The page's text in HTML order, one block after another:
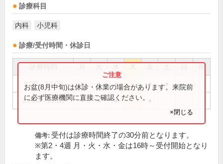
診療科目
内科 小児科
診療/受付時間・休診日
祝
9:00～13:00 ● ● ● ●
15:00～19:00 ● ● ●
お盆(8月中旬)は休診・休業の場合があります。来院前
に必ず医療機関に直接ご確認ください。
×閉じる
備考: 受付は診療時間終了の30分前となります。
※第2・4週 月・火・水・金は16時～受付開始となり
ます。